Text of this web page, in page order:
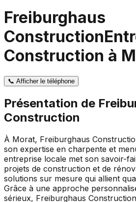
Freiburghaus
Construction
Construction à
📞 Afficher le téléphone
Présentation de
Construction
À Morat, Freiburghaus
son expertise en charpente et
entreprise locale met son savoir-
projets de construction et de
solutions sur mesure qui allient
Grâce à une approche
sérieux, Freiburghaus